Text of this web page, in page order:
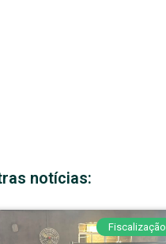
notícias:
Fiscalização